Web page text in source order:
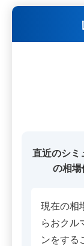
直近のシミ
の相場
現在の相
らおクル
ンをする